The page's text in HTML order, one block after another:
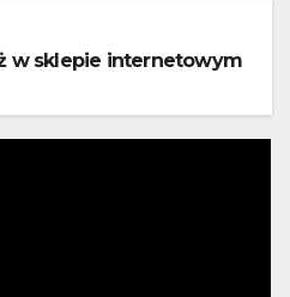
w sklepie internetowym